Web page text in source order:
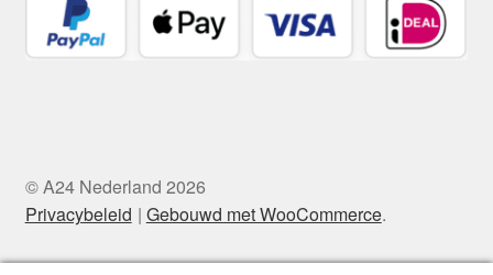
© A24 Nederland 2026
Privacybeleid
Gebouwd met WooCommerce.